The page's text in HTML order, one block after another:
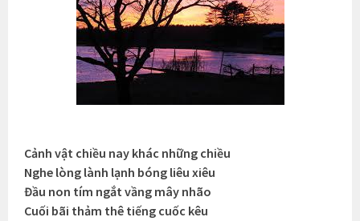
Cảnh vật chiều nay khác những chiều
Nghe lòng lành lạnh bóng liêu xiêu
Đầu non tím ngắt vầng mây nhão
Cuối bãi thảm thê tiếng cuốc kêu